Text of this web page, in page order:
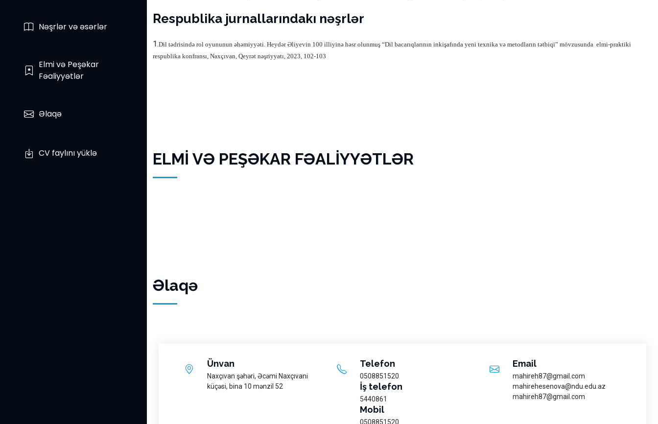
Nəşrlər və əsərlər
Elmi və Peşəkar
Fəaliyyətlər
Əlaqə
CV faylını yüklə
Respublika jurnallarındakı nəşrlər
1.Dil tədrisində rol oyununun əhəmiyyəti. Heydər Əliyevin 100 illiyinə həsr olunmuş “Dil bacarıqlarının inkişafında yeni texnika və metodların tətbiqi” mövzusunda elmi-praktiki
respublika konfransı, Naxçıvan, Qeyrət nəşriyyatı, 2023, 102-103
ELMİ VƏ PEŞƏKAR FƏALİYYƏTLƏR
Əlaqə
Ünvan
Naxçıvan şəhəri, Əcəmi Naxçıvani
küçəsi, bina 10 mənzil 52
Telefon
0508851520
İş telefon
5440861
Mobil
0508851520
Email
mahireh87@gmail.com
mahirehesenova@ndu.edu.az
mahireh87@gmail.com